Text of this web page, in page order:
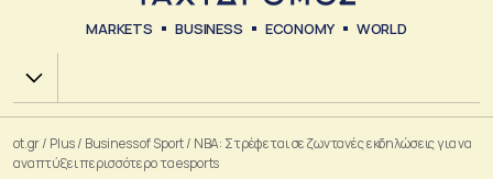
MARKETS BUSINESS ECONOMY WORLD
Χ.Α.
ot.gr/ Plus/ Business of Sport/ NBA: Στρέφεται σε ζωντανές εκδηλώσεις για να
αναπτύξει περισσότερο τα esports